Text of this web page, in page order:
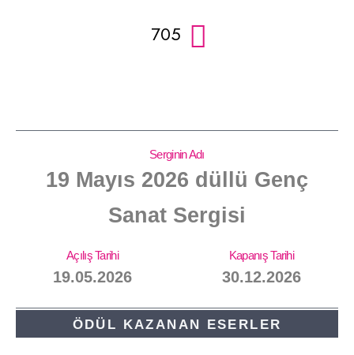
705
Açılış Tarihi
19.05.2026
Serginin Adı
19 Mayıs 2026 düllü Genç
Sanat Sergisi
Kapanış Tarihi
30.12.2026
ÖDÜL KAZANAN ESERLER